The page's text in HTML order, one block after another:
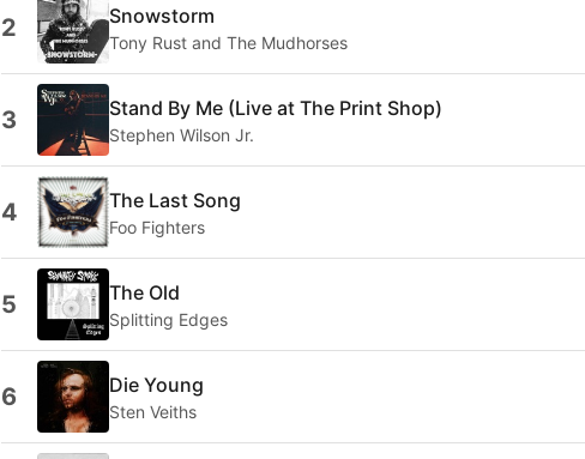
2 Snowstorm
Tony Rust and The Mudhorses
3 Stand By Me (Live at The Print Shop)
Stephen Wilson Jr.
4 The Last Song
Foo Fighters
5 The Old
Splitting Edges
6 Die Young
Sten Veiths